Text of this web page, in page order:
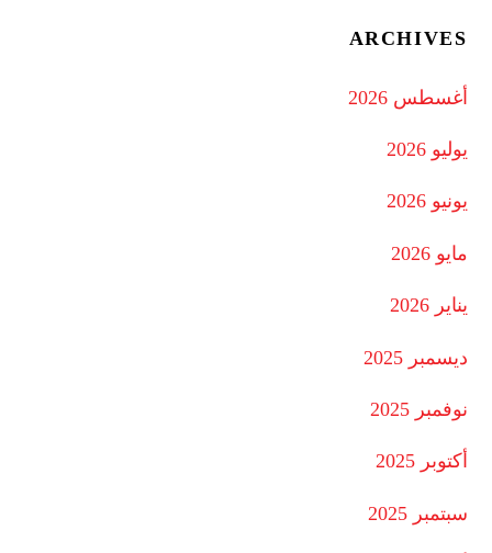
ARCHIVES
أغسطس 2026
يوليو 2026
يونيو 2026
مايو 2026
يناير 2026
ديسمبر 2025
نوفمبر 2025
أكتوبر 2025
سبتمبر 2025